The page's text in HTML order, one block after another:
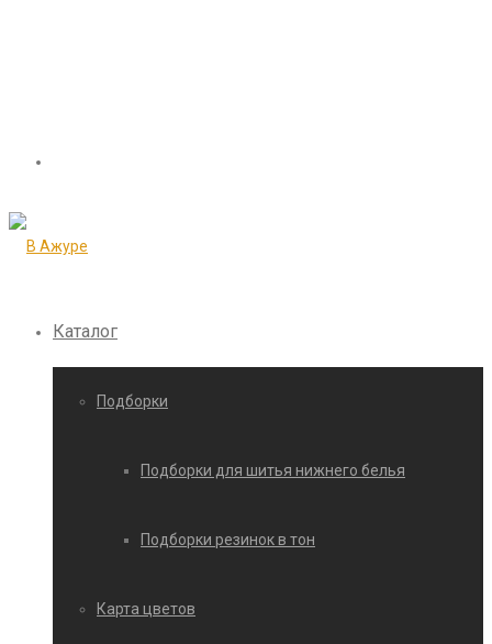
Каталог
Подборки
Подборки для шитья нижнего белья
Подборки резинок в тон
Карта цветов